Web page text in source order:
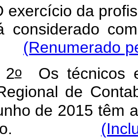
exercício da
considerado
(Renumerado
2oOs técnicos
de
de 2015 têm